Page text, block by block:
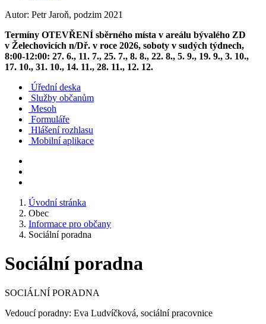
Autor: Petr Jaroň, podzim 2021
Termíny OTEVŘENÍ sběrného místa v areálu bývalého ZD
v Želechovicích n/Dř. v roce 2026, soboty v sudých týdnech,
8:00-12:00: 27. 6., 11. 7., 25. 7., 8. 8., 22. 8., 5. 9., 19. 9., 3. 10.,
17. 10., 31. 10., 14. 11., 28. 11., 12. 12.
Úřední deska
Služby občanům
Mesoh
Formuláře
Hlášení rozhlasu
Mobilní aplikace
Úvodní stránka
Obec
Informace pro občany
Sociální poradna
Sociální poradna
SOCIÁLNÍ PORADNA
Vedoucí poradny: Eva Ludvíčková, sociální pracovnice